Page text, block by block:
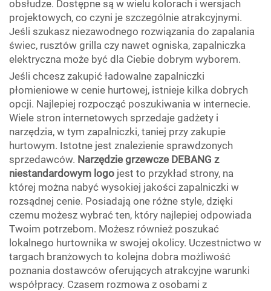
obsłudze. Dostępne są w wielu kolorach i wersjach
projektowych, co czyni je szczególnie atrakcyjnymi.
Jeśli szukasz niezawodnego rozwiązania do zapalania
świec, rusztów grilla czy nawet ogniska, zapalniczka
elektryczna może być dla Ciebie dobrym wyborem.
Jeśli chcesz zakupić ładowalne zapalniczki
płomieniowe w cenie hurtowej, istnieje kilka dobrych
opcji. Najlepiej rozpocząć poszukiwania w internecie.
Wiele stron internetowych sprzedaje gadżety i
narzędzia, w tym zapalniczki, taniej przy zakupie
hurtowym. Istotne jest znalezienie sprawdzonych
sprzedawców. Narzędzie grzewcze DEBANG z
niestandardowym logo jest to przykład strony, na
której można nabyć wysokiej jakości zapalniczki w
rozsądnej cenie. Posiadają one różne style, dzięki
czemu możesz wybrać ten, który najlepiej odpowiada
Twoim potrzebom. Możesz również poszukać
lokalnego hurtownika w swojej okolicy. Uczestnictwo w
targach branżowych to kolejna dobra możliwość
poznania dostawców oferujących atrakcyjne warunki
współpracy. Czasem rozmowa z osobami z